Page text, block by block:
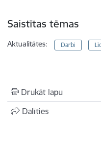
Saistītas tēmas
Aktualitātes: Darbi
Drukāt lapu
Dalīties